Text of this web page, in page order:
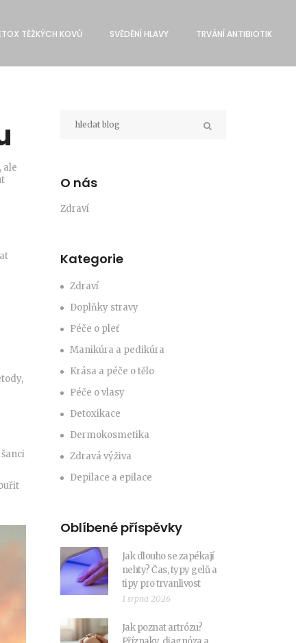
TĚŽKÝCH KOVŮ SVĔDĚNÍ HLAVY TRVÁNÍ ANTIBIOTIK
ale
O nás
Zdraví
Kategorie
Zdraví
Doplňky stravy
Péče o pleť
Manikúra a pedikúra
Krása a péče o tělo
Péče o vlasy
Detoxikace
Dermokosmetika
Zdravá výživa
Depilace a epilace
Oblíbené příspěvky
Jak dlouho se zapékají
nehty? Čas, typy gelů a
tipy pro trvanlivost
1 srpna 2026
Jak poznat artrózu?